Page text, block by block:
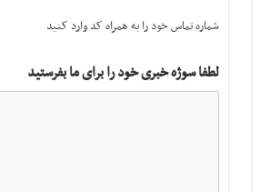
شماره تماس خود را به همراه کد وارد کنید
لطفا سوژه خبری خود را برای ما بفرستید